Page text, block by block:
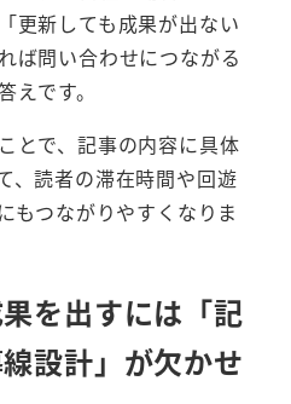
更新しても成果が出ない
ば問い合わせにつながる
えです。
とで、記事の内容に具体
、読者の滞在時間や回遊
もつながりやすくなりま
を出すには「記
設計」が欠かせ